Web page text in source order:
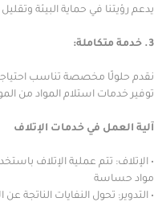
في حماية البيئة وتقليل النفايات
مخصصة تناسب احتياجات
استلام المواد من الموقع أو
في خدمات الإتلاف
تتم عملية الإتلاف باستخدام
النفايات الناتجة عن الإتلاف